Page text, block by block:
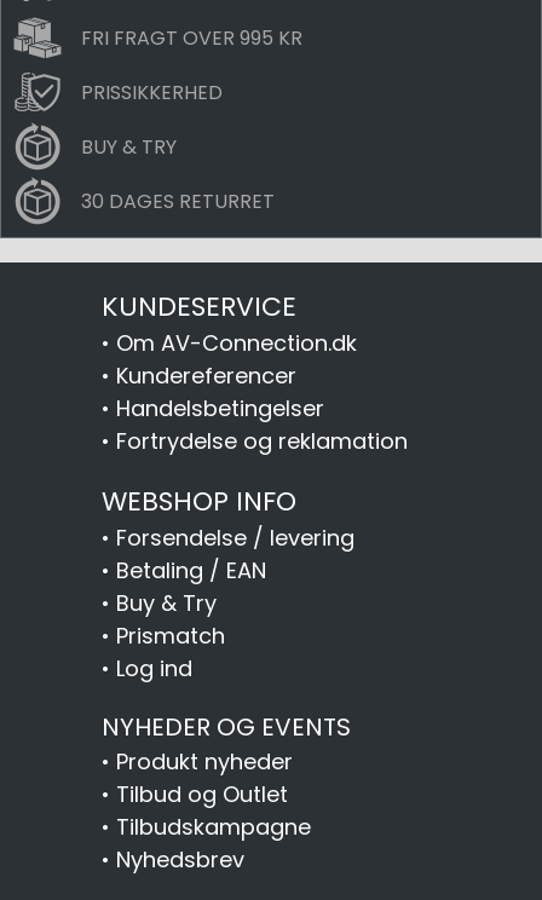
FRI FRAGT OVER 995 KR
PRISSIKKERHED
BUY & TRY
30 DAGES RETURRET
KUNDESERVICE
• Om AV-Connection.dk
• Kundereferencer
• Handelsbetingelser
• Fortrydelse og reklamation
WEBSHOP INFO
• Forsendelse / levering
• Betaling / EAN
• Buy & Try
• Prismatch
• Log ind
NYHEDER OG EVENTS
• Produkt nyheder
• Tilbud og Outlet
• Tilbudskampagne
• Nyhedsbrev